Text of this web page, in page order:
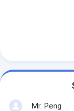
Mr. Peng